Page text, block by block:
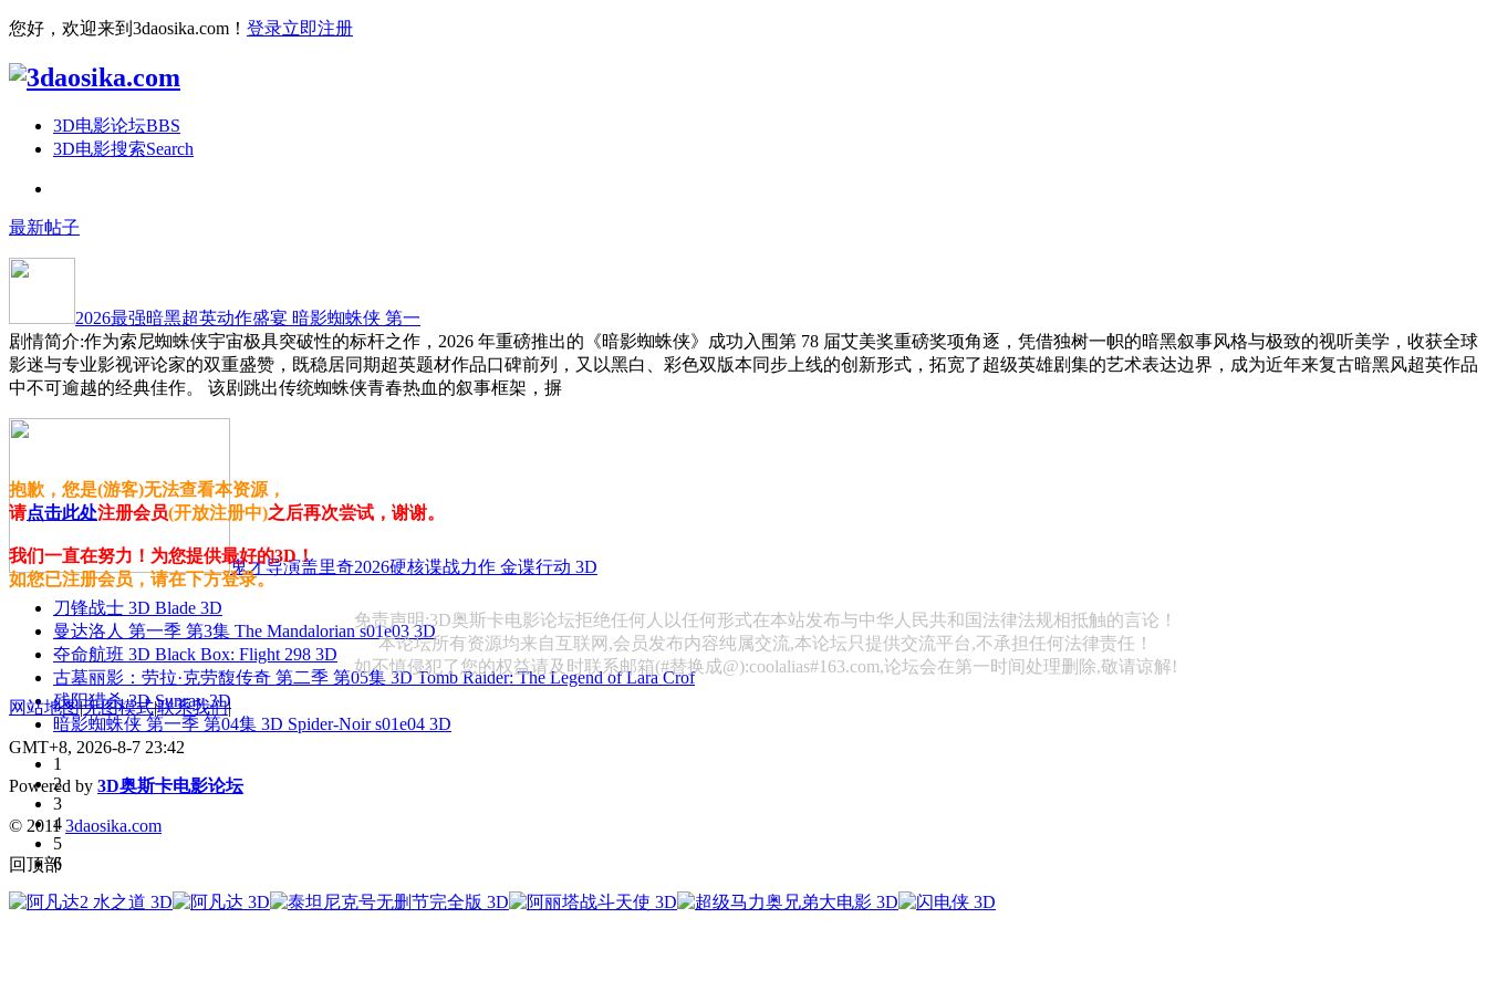
您好，欢迎来到3daosika.com！ 登录立即注册
3D电影论坛BBS
3D电影搜索Search
最新帖子
2026最强暗黑超英动作盛宴 暗影蜘蛛侠 第一
剧情简介:作为索尼蜘蛛侠宇宙极具突破性的标杆之作，2026 年重磅推出的《暗影蜘蛛侠》成功入围第 78 届艾美奖重磅奖项角逐，凭借独树一帜的暗黑叙事风格与极致的视听美学，收获全球
影迷与专业影视评论家的双重盛赞，既稳居同期超英题材作品口碑前列，又以黑白、彩色双版本同步上线的创新形式，拓宽了超级英雄剧集的艺术表达边界，成为近年来复古暗黑风超英作品
中不可逾越的经典佳作。 该剧跳出传统蜘蛛侠青春热血的叙事框架，摒
鬼才导演盖里奇2026硬核谍战力作 金谍行动 3D
刀锋战士 3D Blade 3D
曼达洛人 第一季 第3集 The Mandalorian s01e03 3D
夺命航班 3D Black Box: Flight 298 3D
古墓丽影：劳拉·克劳馥传奇 第二季 第05集 3D Tomb Raider: The Legend of Lara Crof
残阳猎杀 3D Sunray 3D
暗影蜘蛛侠 第一季 第04集 3D Spider-Noir s01e04 3D
1
2
3
4
5
6
抱歉，您是(游客)无法查看本资源，
请点击此处注册会员(开放注册中)之后再次尝试，谢谢。
我们一直在努力！为您提供最好的3D！
如您已注册会员，请在下方登录。
免责声明:3D奥斯卡电影论坛拒绝任何人以任何形式在本站发布与中华人民共和国法律法规相抵触的言论！
本论坛所有资源均来自互联网,会员发布内容纯属交流,本论坛只提供交流平台,不承担任何法律责任！
如不慎侵犯了您的权益请及时联系邮箱(#替换成@):coolalias#163.com,论坛会在第一时间处理删除,敬请谅解!
网站地图|无图模式|联系我们|
GMT+8, 2026-8-7 23:42
Powered by 3D奥斯卡电影论坛
© 20113daosika.com
回顶部